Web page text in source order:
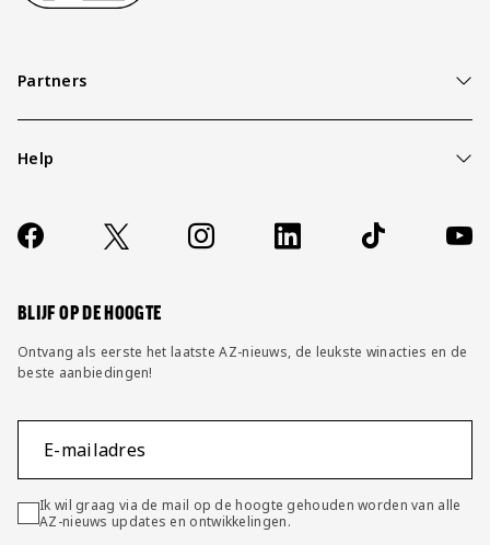
Partners
Help
Contact
FAQ
Socials
https://www.facebook.com/AZAlkmaar
X Instagram LinkedIn TikTok
BLIJF OP DE HOOGTE
Ontvang als eerste het laatste AZ-nieuws, de leukste winacties en de
beste aanbiedingen!
E-mailadres
Ik wil graag via de mail op de hoogte gehouden worden van alle
AZ-nieuws updates en ontwikkelingen.